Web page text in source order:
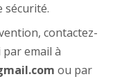
contactez-
par email à
ou par